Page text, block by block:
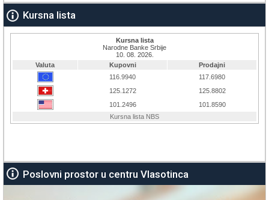
Kursna lista
Poslovni prostor u centru Vlasotinca